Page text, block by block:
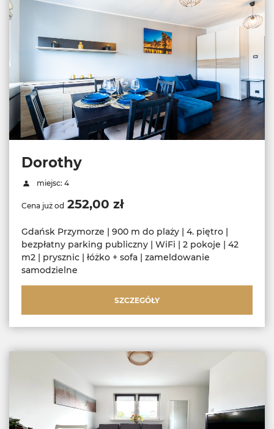
Dorothy
miejsc: 4
Cena już od 252,00 zł
Gdańsk Przymorze | 900 m do plaży | 4. piętro |
bezpłatny parking publiczny | WiFi | 2 pokoje | 42
m2 | prysznic | łóżko + sofa | zameldowanie
samodzielne
SZCZEGÓŁY